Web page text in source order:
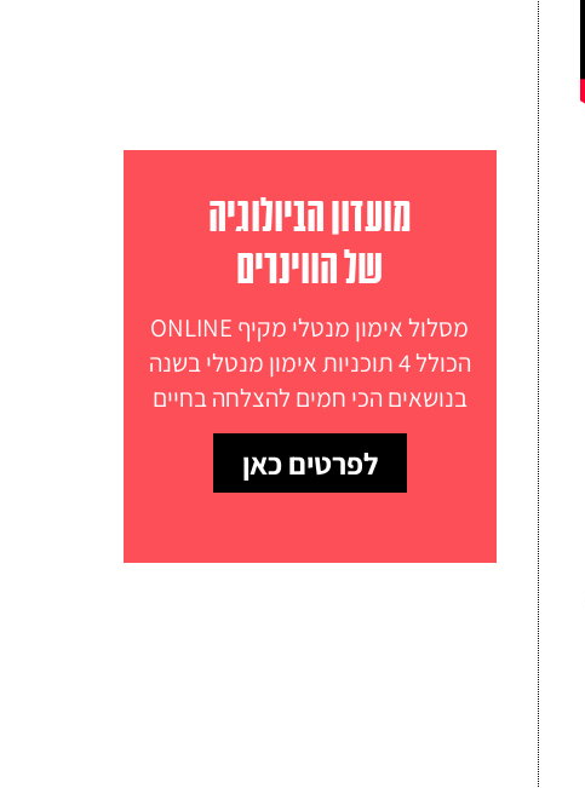
מועדון הביולוגיה
של הווינרים
מסלול אימון מנטלי מקיף ONLINE
הכולל 4 תוכניות אימון מנטלי בשנה
בנושאים הכי חמים להצלחה בחיים
לפרטים כאן